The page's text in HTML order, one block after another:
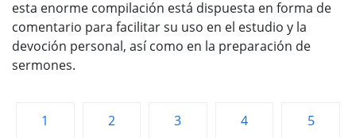
esta enorme compilación está dispuesta en forma de
comentario para facilitar su uso en el estudio y la
devoción personal, así como en la preparación de
sermones.
1 2 3 4 5